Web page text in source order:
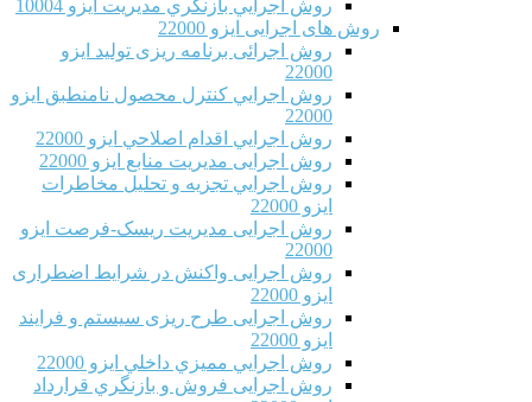
روش اجرايي بازنگري مديريت ایزو 10004
روش های اجرایی ایزو 22000
روش اجرائی برنامه ريزی توليد ایزو
22000
روش اجرايي كنترل محصول نامنطبق ایزو
22000
روش اجرايي اقدام اصلاحي ایزو 22000
روش اجرایی مدیریت منابع ایزو 22000
روش اجرايي تجزیه و تحلیل مخاطرات
ایزو 22000
روش اجرایی مدیریت ریسک-فرصت ایزو
22000
روش اجرایی واکنش در شرایط اضطراری
ایزو 22000
روش اجرایی طرح ریزی سیستم و فرایند
ایزو 22000
روش اجرايي مميزي داخلي ایزو 22000
روش اجرایی فروش و بازنگري قرارداد